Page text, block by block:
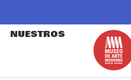
NUESTROS